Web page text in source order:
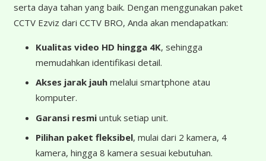
serta daya tahan yang baik. Dengan menggunakan paket
CCTV Ezviz dari CCTV BRO, Anda akan mendapatkan:
Kualitas video HD hingga 4K, sehingga
memudahkan identifikasi detail.
Akses jarak jauh melalui smartphone atau
komputer.
Garansi resmi untuk setiap unit.
Pilihan paket fleksibel, mulai dari 2 kamera, 4
kamera, hingga 8 kamera sesuai kebutuhan.